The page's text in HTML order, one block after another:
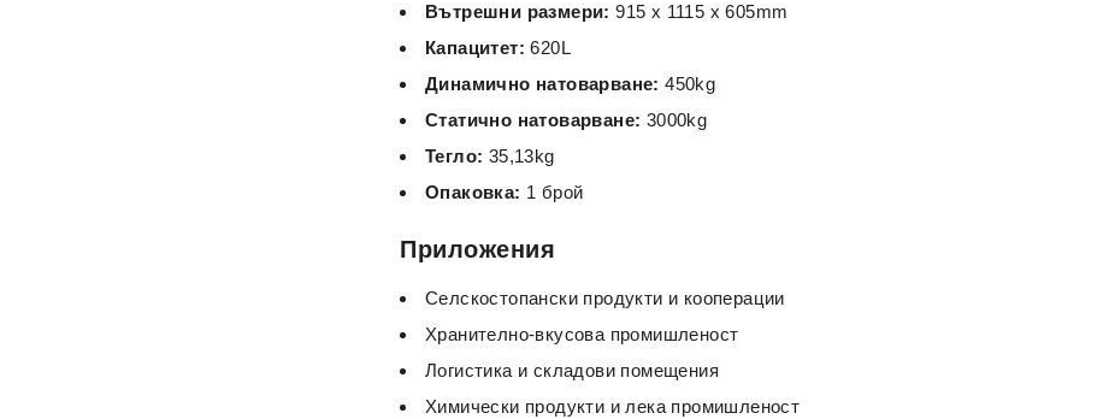
Вътрешни размери: 915 x 1115 x 605mm
Капацитет: 620L
Динамично натоварване: 450kg
Статично натоварване: 3000kg
Тегло: 35,13kg
Опаковка: 1 брой
Приложения
Селскостопански продукти и кооперации
Хранително-вкусова промишленост
Логистика и складови помещения
Химически продукти и лека промишленост